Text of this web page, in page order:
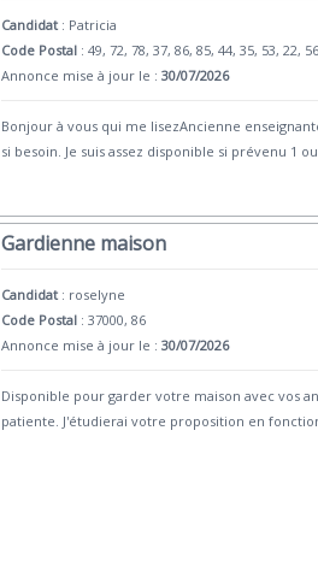
Candidat : Patricia
Code Postal : 49, 72, 78, 37, 86, 85, 44, 35, 53, 22, 56
Annonce mise à jour le :30/07/2026
Bonjour à vous qui me lisezAncienne
si besoin. Je suis assez disponible si prévenu 1
Gardienne maison
Candidat : roselyne
Code Postal : 37000, 86
Annonce mise à jour le :30/07/2026
Disponible pour garder votre maison avec vos
patiente. J'étudierai votre proposition en